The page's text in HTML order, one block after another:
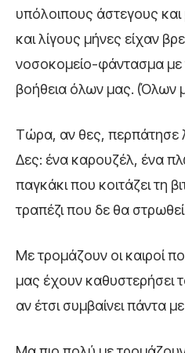
υπόλοιπους άστεγους
και λίγους μήνες είχαν
νοσοκομείο-φάντασμα με
βοήθεια όλων μας. (Όλων
Τώρα, αν θες, περπάτησε
Δες: ένα καρουζέλ, ένα
παγκάκι που κοιτάζει τη
τραπέζι που δε θα στρωθεί
Με τρομάζουν οι καιροί
μας έχουν καθυστερήσει
αν έτσι συμβαίνει πάντα